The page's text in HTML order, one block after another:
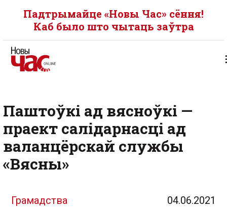
Падтрымайце «Новы Час» сёння!
Каб было што чытаць заўтра
Паштоўкі ад вясноўкі —
праект салідарнасці ад
валанцёрскай службы
«Вясны»
Грамадства 04.06.2021